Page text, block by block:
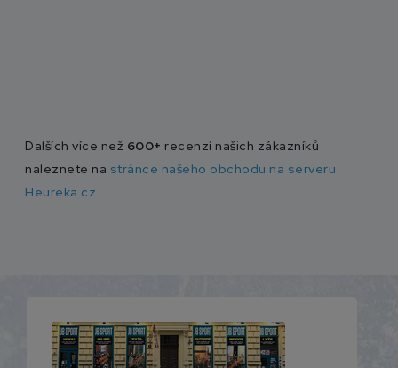
Dalších více než 600+ recenzí našich zákazníků
naleznete na stránce našeho obchodu na serveru
Heureka.cz.